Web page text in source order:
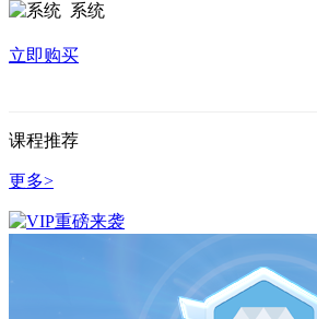
系统
立即购买
课程推荐
更多>